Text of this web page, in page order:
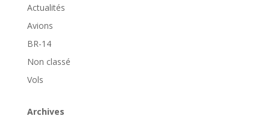
Actualités
Avions
BR-14
Non classé
Vols
Archives